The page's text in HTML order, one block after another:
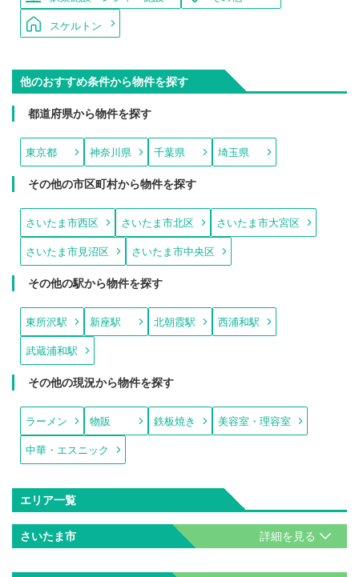
スケルトン
他のおすすめ条件から物件を探す
都道府県から物件を探す
東京都 神奈川県 千葉県 埼玉県
その他の市区町村から物件を探す
さいたま市西区 さいたま市北区 さいたま市大宮区
さいたま市見沼区 さいたま市中央区
その他の駅から物件を探す
東所沢駅 新座駅 北朝霞駅 西浦和駅
武蔵浦和駅
その他の現況から物件を探す
ラーメン 物販 鉄板焼き 美容室・理容室
中華・エスニック
エリア一覧
さいたま市